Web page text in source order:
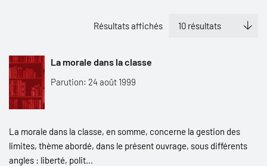
Résultats affichés
La morale dans la classe
Parution: 24 août 1999
La morale dans la classe, en somme, concerne la gestion des
limites, thème abordé, dans le présent ouvrage, sous différents
angles : liberté, polit...